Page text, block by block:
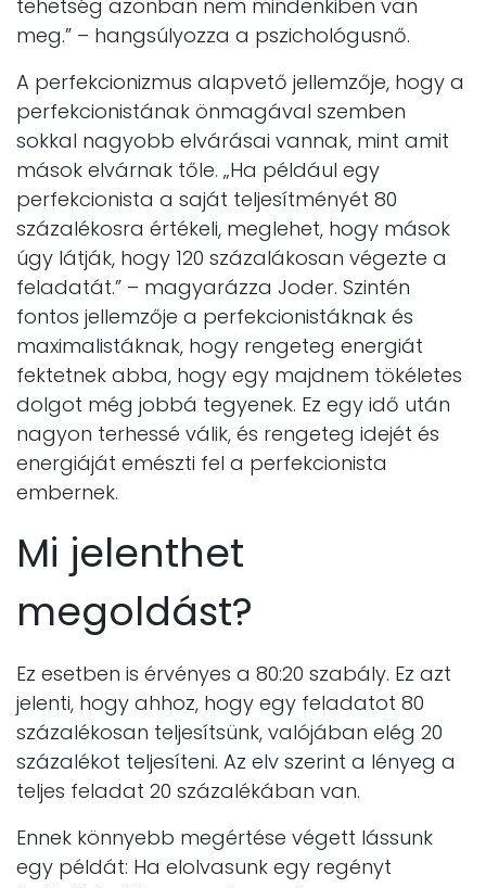
tehetség azonban nem mindenkiben van
meg.” – hangsúlyozza a pszichológusnő.
A perfekcionizmus alapvető jellemzője, hogy a
perfekcionistának önmagával szemben
sokkal nagyobb elvárásai vannak, mint amit
mások elvárnak tőle. „Ha például egy
perfekcionista a saját teljesítményét 80
százalékosra értékeli, meglehet, hogy mások
úgy látják, hogy 120 százalákosan végezte a
feladatát.” – magyarázza Joder. Szintén
fontos jellemzője a perfekcionistáknak és
maximalistáknak, hogy rengeteg energiát
fektetnek abba, hogy egy majdnem tökéletes
dolgot még jobbá tegyenek. Ez egy idő után
nagyon terhessé válik, és rengeteg idejét és
energiáját emészti fel a perfekcionista
embernek.
Mi jelenthet
megoldást?
Ez esetben is érvényes a 80:20 szabály. Ez azt
jelenti, hogy ahhoz, hogy egy feladatot 80
százalékosan teljesítsünk, valójában elég 20
százalékot teljesíteni. Az elv szerint a lényeg a
teljes feladat 20 százalékában van.
Ennek könnyebb megértése végett lássunk
egy példát: Ha elolvasunk egy regényt